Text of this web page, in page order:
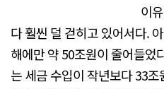
이
다 훨씬 덜 걷히고 있어서다.
해에만 약 50조원이 줄어들었
는 세금 수입이 작년보다 33